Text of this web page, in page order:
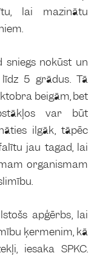
lai mazinātu
sniegs nokūst un
5 grādus. Tā
beigām, bet
var būt
ilgāk, tāpēc
jau tagad, lai
organismam
apģērbs, lai
ķermenim, kā
iesaka SPKC.